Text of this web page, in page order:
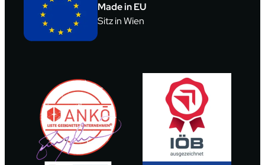
Made in EU
Sitz in Wien